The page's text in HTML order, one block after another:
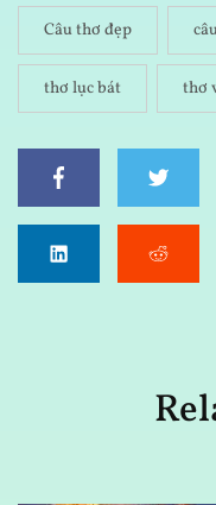
Câu thơ đẹp
thơ lục bát thơ